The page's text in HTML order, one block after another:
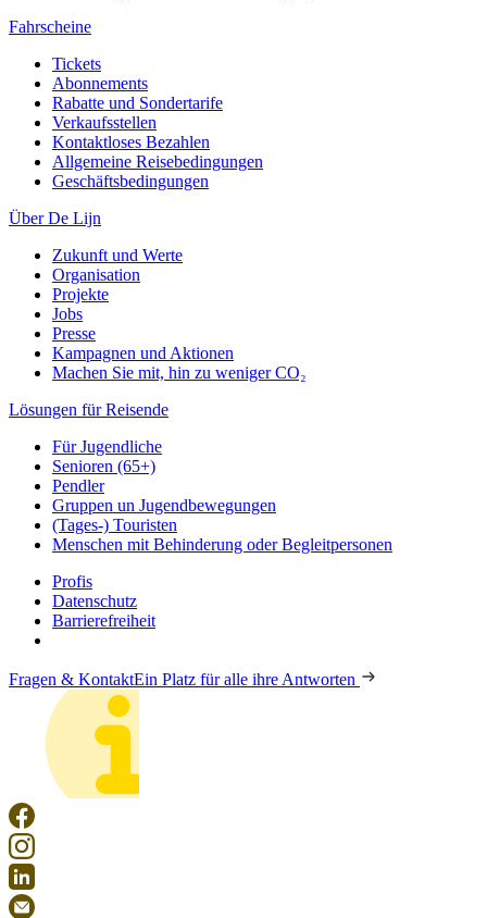
Fahrscheine
Tickets
Abonnements
Rabatte und Sondertarife
Verkaufsstellen
Kontaktloses Bezahlen
Allgemeine Reisebedingungen
Geschäftsbedingungen
Über De Lijn
Zukunft und Werte
Organisation
Projekte
Jobs
Presse
Kampagnen und Aktionen
Machen Sie mit, hin zu weniger CO₂
Lösungen für Reisende
Für Jugendliche
Senioren (65+)
Pendler
Gruppen un Jugendbewegungen
(Tages-) Touristen
Menschen mit Behinderung oder Begleitpersonen
Profis
Datenschutz
Barrierefreiheit
Fragen & KontaktEin Platz für alle ihre Antworten